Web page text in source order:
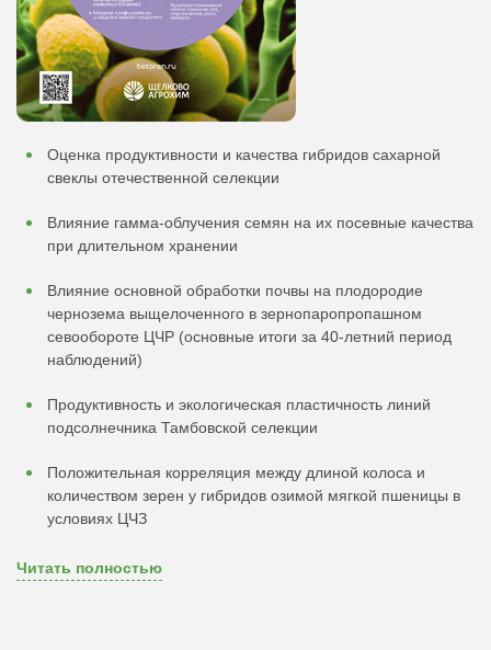
Оценка продуктивности и качества гибридов сахарной
свеклы отечественной селекции
Влияние гамма-облучения семян на их посевные качества
при длительном хранении
Влияние основной обработки почвы на плодородие
чернозема выщелоченного в зернопаропропашном
севообороте ЦЧР (основные итоги за 40-летний период
наблюдений)
Продуктивность и экологическая пластичность линий
подсолнечника Тамбовской селекции
Положительная корреляция между длиной колоса и
количеством зерен у гибридов озимой мягкой пшеницы в
условиях ЦЧЗ
Читать полностью